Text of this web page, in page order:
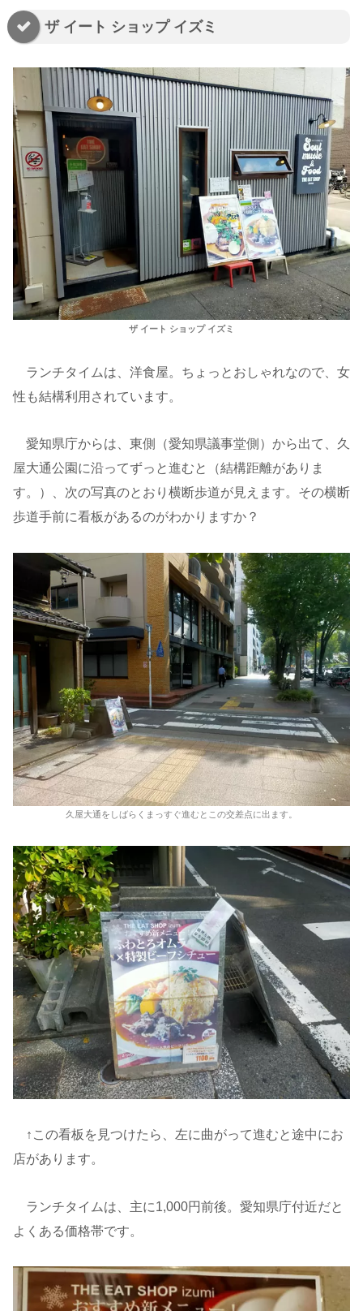
ザ イート ショップ イズミ
ザ イート ショップ イズミ
ランチタイムは、洋食屋。ちょっとおしゃれなので、女
性も結構利用されています。
愛知県庁からは、東側（愛知県議事堂側）から出て、久
屋大通公園に沿ってずっと進むと（結構距離がありま
す。）、次の写真のとおり横断歩道が見えます。その横断
歩道手前に看板があるのがわかりますか？
久屋大通をしばらくまっすぐ進むとこの交差点に出ます。
↑この看板を見つけたら、左に曲がって進むと途中にお
店があります。
ランチタイムは、主に1,000円前後。愛知県庁付近だと
よくある価格帯です。